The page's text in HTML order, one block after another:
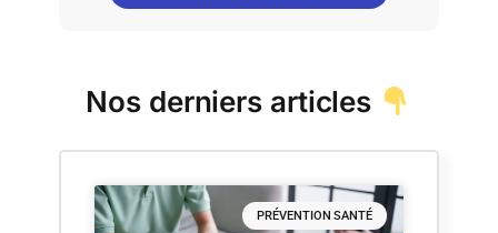
Nos derniers articles
PRÉVENTION SANTÉ